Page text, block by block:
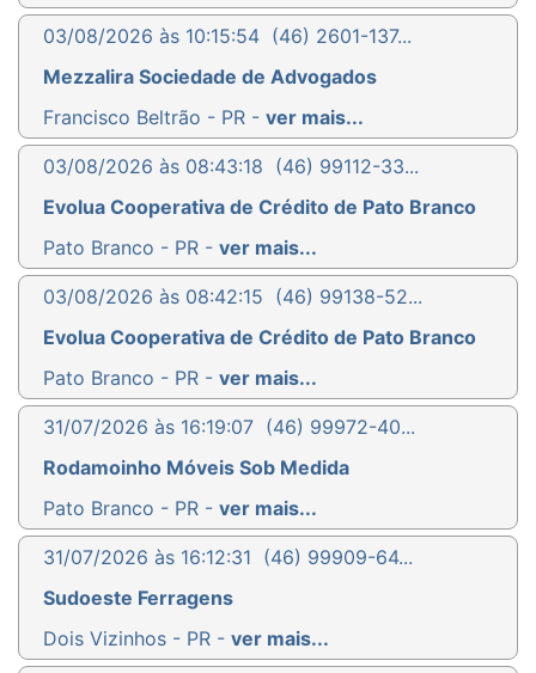
03/08/2026 às 10:15:54 (46) 2601-137...
Mezzalira Sociedade de Advogados
Francisco Beltrão - PR - ver mais...
03/08/2026 às 08:43:18 (46) 99112-33...
Evolua Cooperativa de Crédito de Pato Branco
Pato Branco - PR - ver mais...
03/08/2026 às 08:42:15 (46) 99138-52...
Evolua Cooperativa de Crédito de Pato Branco
Pato Branco - PR - ver mais...
31/07/2026 às 16:19:07 (46) 99972-40...
Rodamoinho Móveis Sob Medida
Pato Branco - PR - ver mais...
31/07/2026 às 16:12:31 (46) 99909-64...
Sudoeste Ferragens
Dois Vizinhos - PR - ver mais...